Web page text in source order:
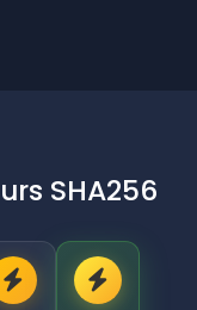
SHA256